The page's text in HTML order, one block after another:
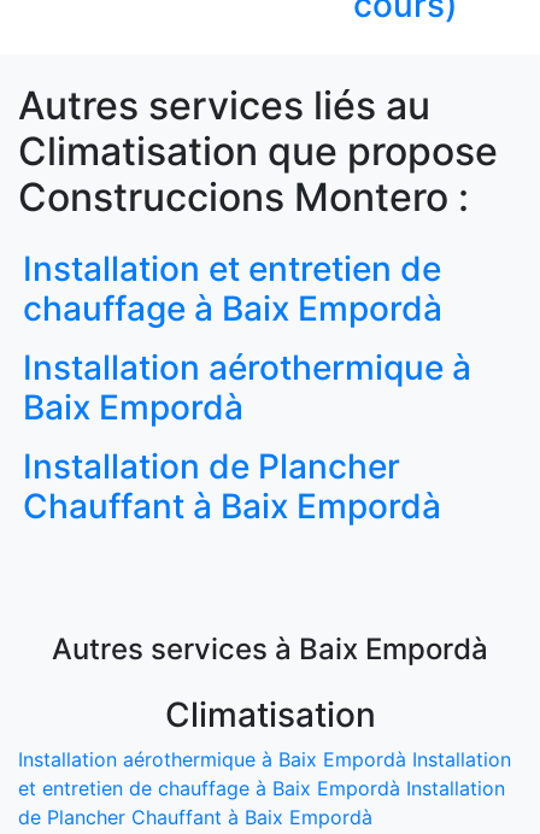
Autres services liés au
Climatisation que propose
Construccions Montero :
Installation et entretien de
chauffage à Baix Empordà
Installation aérothermique à
Baix Empordà
Installation de Plancher
Chauffant à Baix Empordà
Autres services à Baix Empordà
Climatisation
Installation aérothermique à Baix Empordà Installation
et entretien de chauffage à Baix Empordà Installation
de Plancher Chauffant à Baix Empordà